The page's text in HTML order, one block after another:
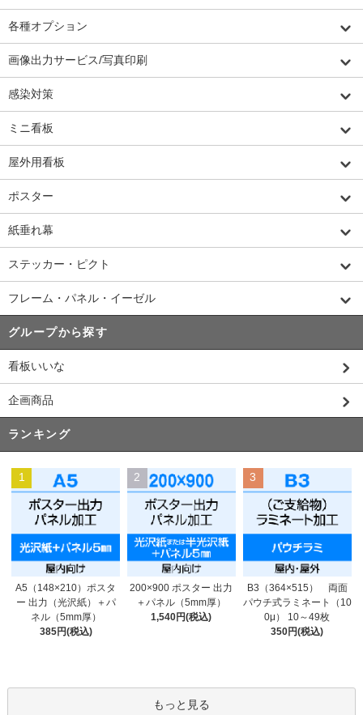
各種オプション
画像出力サービス/写真印刷
感染対策
ミニ看板
屋外用看板
ポスター
紙垂れ幕
ステッカー・ピクト
フレーム・パネル・イーゼル
グループから探す
看板いいな
企画商品
ランキング
1
A5（148×210）ポスタ
ー 出力（光沢紙）＋パ
ネル（5mm厚）
385円(税込)
2
200×900 ポスター 出力
＋パネル（5mm厚）
1,540円(税込)
3
B3（364×515） 両面
パウチ式ラミネート（10
0μ） 10～49枚
350円(税込)
もっと見る